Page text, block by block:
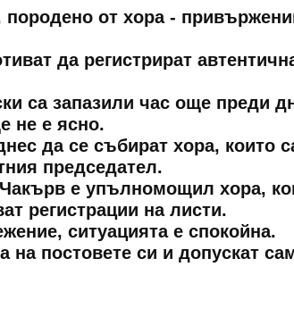
от хора -
да регистрират
са запазили час още преди
не е ясно.
да се събират хора, които
председател.
е упълномощил хора,
регистрации на листи.
ситуацията е спокойна.
постовете си и допускат